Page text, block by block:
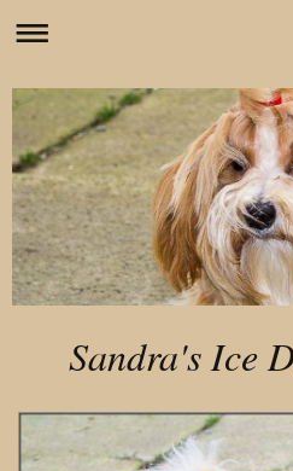
Sandra's Ice